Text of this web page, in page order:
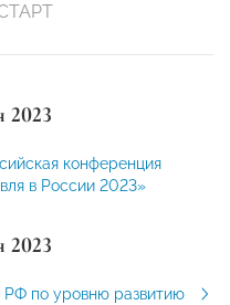
2023
конференция
в России 2023»
2023
РФ по уровню развитию